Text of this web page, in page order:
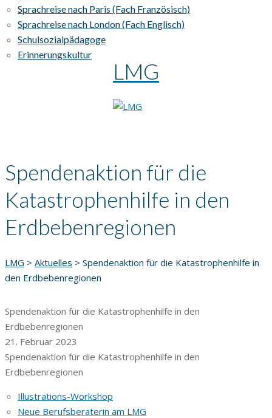
Sprachreise nach Paris (Fach Französisch)
Sprachreise nach London (Fach Englisch)
Schulsozialpädagoge
Erinnerungskultur
LMG
Spendenaktion für die
Katastrophenhilfe in den
Erdbebenregionen
LMG > Aktuelles > Spendenaktion für die Katastrophenhilfe in
den Erdbebenregionen
Spendenaktion für die Katastrophenhilfe in den
Erdbebenregionen
21. Februar 2023
Spendenaktion für die Katastrophenhilfe in den
Erdbebenregionen
Illustrations-Workshop
Neue Berufsberaterin am LMG